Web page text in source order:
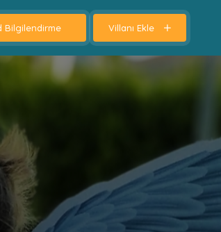
Villanı Ekle
Bilgilendirme